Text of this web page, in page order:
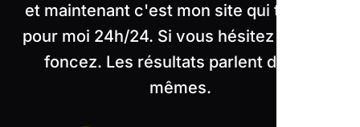
et maintenant c'est mon site qui travaille
pour moi 24h/24. Si vous hésitez encore,
foncez. Les résultats parlent d'eux-
mêmes.